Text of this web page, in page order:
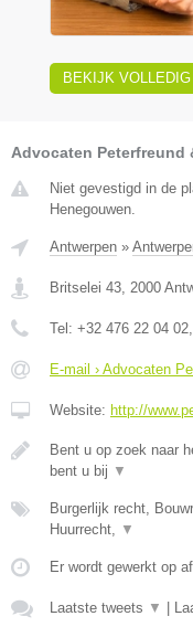
BEKIJK VOLLEDIG
Advocaten Peterfreund
Niet gevestigd in de
Henegouwen.
Antwerpen »
Britselei 43 2000
Tel: +32 476 22 04 02
E-mail › Advocaten
Website: http://
Bent u op zoek naar
bent u bij ▼
Burgerlijk recht,
Huurrecht,
▼
Er wordt gewerkt op
Laatste tweets ▼